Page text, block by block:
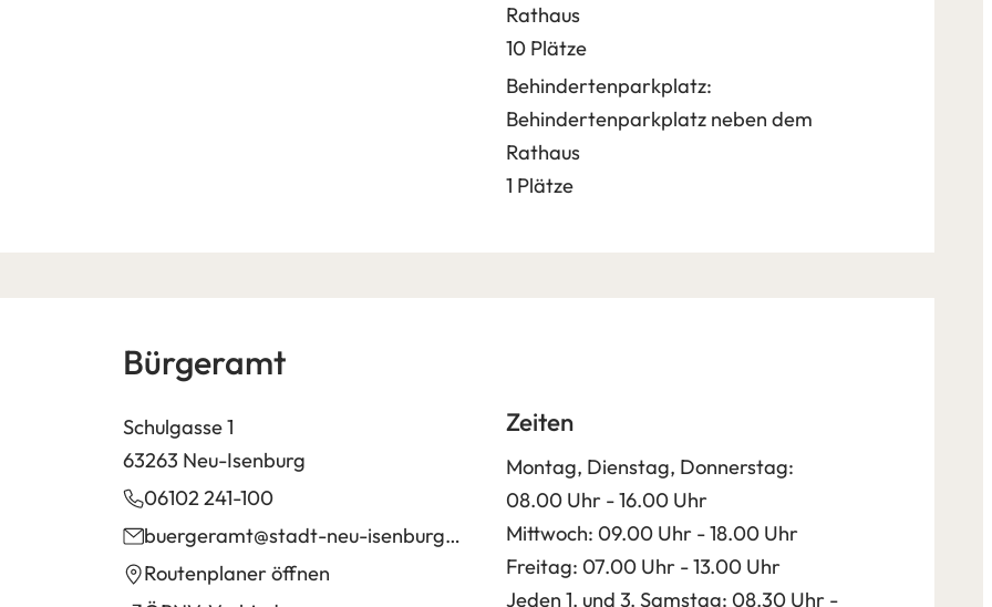
Rathaus
10 Plätze
Behindertenparkplatz:
Behindertenparkplatz neben dem
Rathaus
1 Plätze
Bürgeramt
Schulgasse 1
63263 Neu-Isenburg
06102 241-100
buergeramt
stadt-neu-isenburg de
Routenplaner öffnen
(Öffnet
Zeiten
Montag, Dienstag, Donnerstag:
08.00 Uhr - 16.00 Uhr
Mittwoch: 09.00 Uhr - 18.00 Uhr
Freitag: 07.00 Uhr - 13.00 Uhr
Jeden 1. und 3. Samstag: 08.30 Uhr -